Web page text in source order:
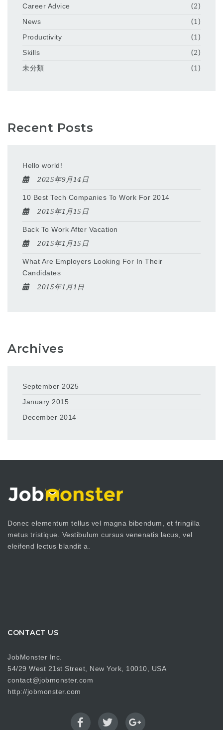
Career Advice
(2)
News
(1)
Productivity
(1)
Skills
(2)
未分類
(1)
Recent Posts
Hello world!
2025年9月14日
10 Best Tech Companies To Work For 2014
2015年1月15日
Back To Work After Vacation
2015年1月15日
What Are Employers Looking For In Their
Candidates
2015年1月1日
Archives
September 2025
January 2015
December 2014
Donec elementum tellus vel magna bibendum, et fringilla
metus tristique. Vestibulum cursus venenatis lacus, vel
eleifend lectus blandit a.
CONTACT US
JobMonster Inc.
54/29 West 21st Street, New York, 10010, USA
contact@jobmonster.com
http://jobmonster.com